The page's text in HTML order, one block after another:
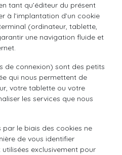
tant qu’éditeur du présent
à l’implantation d’un cookie
(ordinateur, tablette,
une navigation fluide et
de connexion) sont des petits
qui nous permettent de
votre tablette ou votre
les services que nous
par le biais des cookies ne
de vous identifier
exclusivement pour